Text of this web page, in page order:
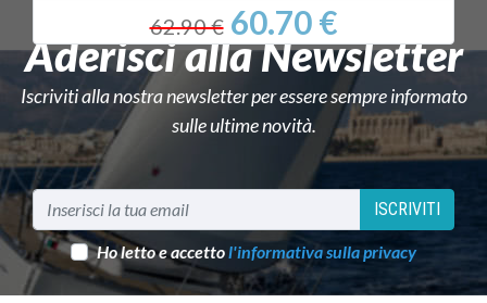
62.90 €60.70 €
Aderisci alla Newsletter
Iscriviti alla nostra newsletter per essere sempre informato
sulle ultime novità.
ISCRIVITI
Ho letto e accettol'informativa sulla privacy